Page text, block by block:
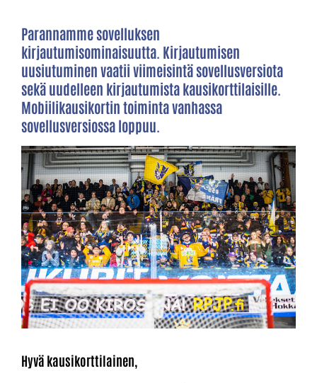
Parannamme sovelluksen
kirjautumisominaisuutta. Kirjautumisen
uusiutuminen vaatii viimeisintä sovellusversiota
sekä uudelleen kirjautumista kausikorttilaisille.
Mobiilikausikortin toiminta vanhassa
sovellusversiossa loppuu.
Hyvä kausikorttilainen,